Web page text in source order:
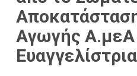
Αγωγής Α.μεΑ